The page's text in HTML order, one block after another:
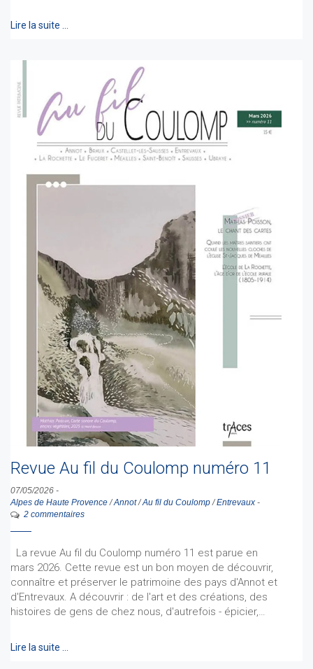
Lire la suite …
Revue Au fil du Coulomp numéro 11
07/05/2026 -
Alpes de Haute Provence/Annot/Au fil du Coulomp/Entrevaux -
2 commentaires
La revue Au fil du Coulomp numéro 11 est parue en
mars 2026. Cette revue est un bon moyen de découvrir,
connaître et préserver le patrimoine des pays d'Annot et
d'Entrevaux. A découvrir : de l'art et des créations, des
histoires de gens de chez nous, d'autrefois - épicier,…
Lire la suite …